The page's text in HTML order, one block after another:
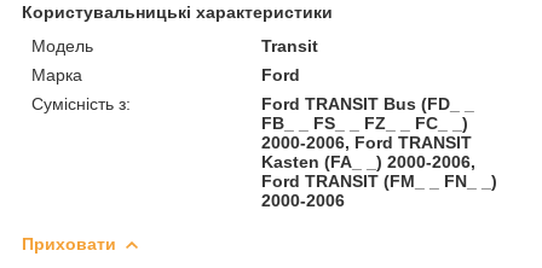
Користувальницькі характеристики
Модель
Transit
Марка
Ford
Сумісність з:
Ford TRANSIT Bus (FD_ _
FB_ _ FS_ _ FZ_ _ FC_ _)
2000-2006, Ford TRANSIT
Kasten (FA_ _) 2000-2006,
Ford TRANSIT (FM_ _ FN_ _)
2000-2006
Приховати